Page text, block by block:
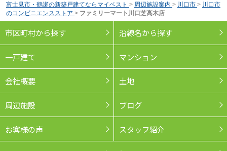
富士見市・鶴瀬の新築戸建てならマイベスト > 周辺施設案内 > 川口市 > 川口市
のコンビニエンスストア > ファミリーマート川口芝高木店
市区町村から探す 沿線名から探す
一戸建て マンション
会社概要 土地
周辺施設 ブログ
お客様の声 スタッフ紹介